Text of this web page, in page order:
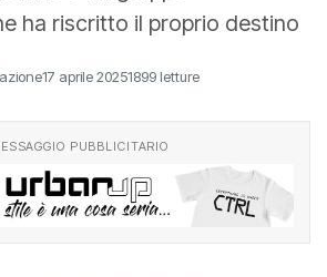
ha riscritto il proprio destino
17 aprile 20251899 letture
PUBBLICITARIO